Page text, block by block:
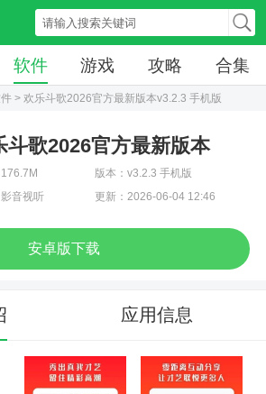
软件 游戏 攻略 合集
> 欢乐斗歌2026官方最新版本v3.2.3 手机版
斗歌2026官方最新版本
版本：v3.2.3 手机版
音视听
更新：2026-06-04 12:46
安卓版下载
应用信息